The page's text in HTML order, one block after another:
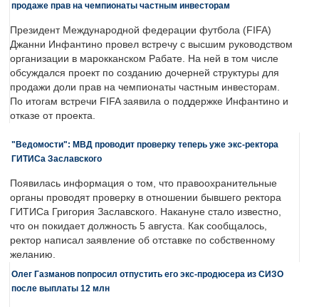
продаже прав на чемпионаты частным инвесторам
Президент Международной федерации футбола (FIFA)
Джанни Инфантино провел встречу с высшим руководством
организации в марокканском Рабате. На ней в том числе
обсуждался проект по созданию дочерней структуры для
продажи доли прав на чемпионаты частным инвесторам.
По итогам встречи FIFA заявила о поддержке Инфантино и
отказе от проекта.
"Ведомости": МВД проводит проверку теперь уже экс-ректора
ГИТИСа Заславского
Появилась информация о том, что правоохранительные
органы проводят проверку в отношении бывшего ректора
ГИТИСа Григория Заславского. Накануне стало известно,
что он покидает должность 5 августа. Как сообщалось,
ректор написал заявление об отставке по собственному
желанию.
Олег Газманов попросил отпустить его экс-продюсера из СИЗО
после выплаты 12 млн